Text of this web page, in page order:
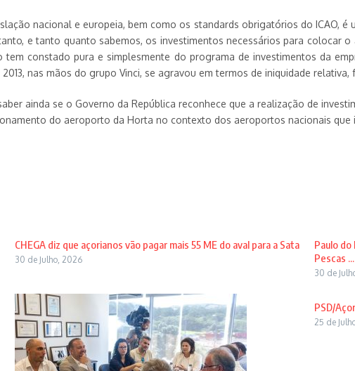
nacional e europeia, bem como os standards obrigatórios do ICAO,
e tanto quanto sabemos, os investimentos necessários para colocar
constado pura e simplesmente do programa de investimentos da
nas mãos do grupo Vinci, se agravou em termos de iniquidade
ainda se o Governo da República reconhece que a realização de
do aeroporto da Horta no contexto dos aeroportos nacionais que
CHEGA diz que açorianos vão pagar mais 55 ME do aval para a Sata
30 de Julho, 2026
Paulo
Pescas ...
30 de
PSD/
25 de